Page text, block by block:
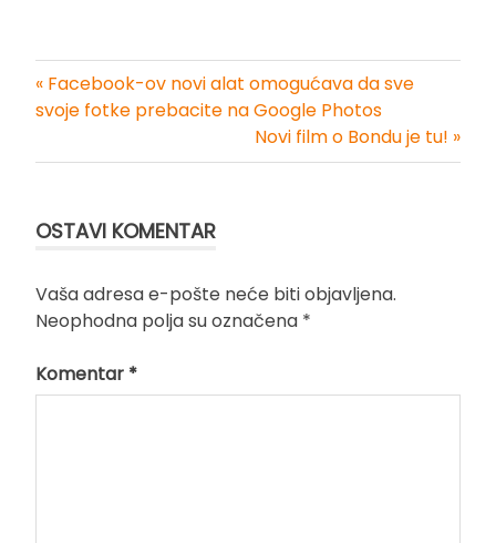
Kretanje
članka
« Facebook-ov novi alat omogućava da sve
svoje fotke prebacite na Google Photos
Novi film o Bondu je tu! »
OSTAVI KOMENTAR
Vaša adresa e-pošte neće biti objavljena.
Neophodna polja su označena *
Komentar *